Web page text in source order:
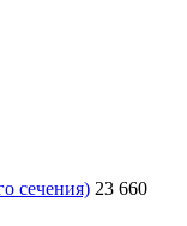
сечения) 23 660